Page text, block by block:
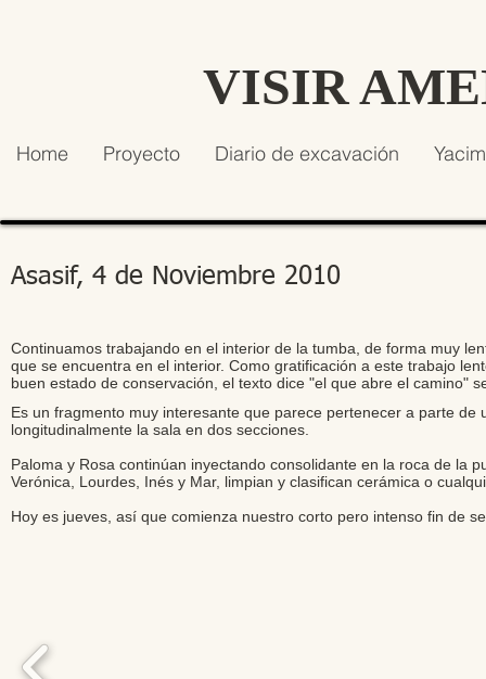
VISIR
Home Proyecto Diario de excavación
Asasif, 4 de Noviembre 2010
Continuamos trabajando en el interior de la tumba, de forma muy
que se encuentra en el interior. Como gratificación a este trabajo
buen estado de conservación, el texto dice "el que abre el camino"
Es un fragmento muy interesante que parece pertenecer a parte
longitudinalmente la sala en dos secciones.
Paloma y Rosa continúan inyectando consolidante en la roca de la
Verónica, Lourdes, Inés y Mar, limpian y clasifican cerámica o
Hoy es jueves, así que comienza nuestro corto pero intenso fin de